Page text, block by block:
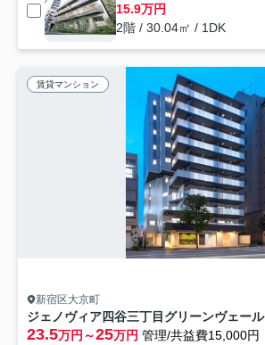
15.9万円
2階 / 30.04㎡ / 1DK
賃貸マンション
新宿区大京町
ジェノヴィア四谷三丁目グリーンヴェール
23.5万円～25万円 管理/共益費15,000円